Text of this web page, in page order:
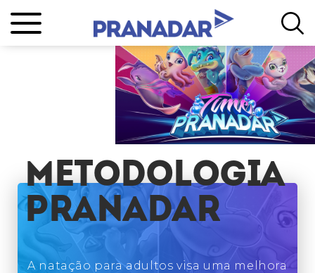
Metodologia
Pranadar
A natação para adultos visa uma melhora